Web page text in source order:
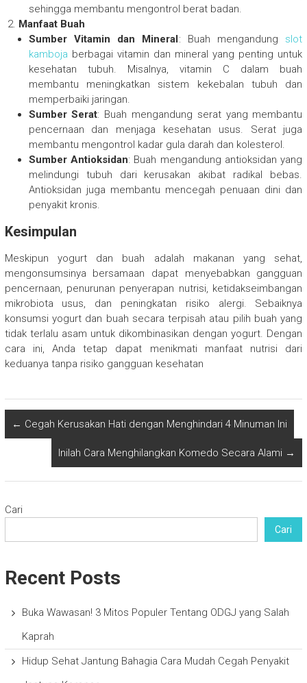
sehingga membantu mengontrol berat badan.
Manfaat Buah
Sumber Vitamin dan Mineral: Buah mengandung slot
kamboja berbagai vitamin dan mineral yang penting untuk
kesehatan tubuh. Misalnya, vitamin C dalam buah
membantu meningkatkan sistem kekebalan tubuh dan
memperbaiki jaringan.
Sumber Serat: Buah mengandung serat yang membantu
pencernaan dan menjaga kesehatan usus. Serat juga
membantu mengontrol kadar gula darah dan kolesterol.
Sumber Antioksidan: Buah mengandung antioksidan yang
melindungi tubuh dari kerusakan akibat radikal bebas.
Antioksidan juga membantu mencegah penuaan dini dan
penyakit kronis.
Kesimpulan
Meskipun yogurt dan buah adalah makanan yang sehat,
mengonsumsinya bersamaan dapat menyebabkan gangguan
pencernaan, penurunan penyerapan nutrisi, ketidakseimbangan
mikrobiota usus, dan peningkatan risiko alergi. Sebaiknya
konsumsi yogurt dan buah secara terpisah atau pilih buah yang
tidak terlalu asam untuk dikombinasikan dengan yogurt. Dengan
cara ini, Anda tetap dapat menikmati manfaat nutrisi dari
keduanya tanpa risiko gangguan kesehatan
← Cegah Kerusakan Hati dengan Menghindari 4 Minuman Ini
Inilah Cara Menghilangkan Komedo Secara Alami →
Cari
Cari
Recent Posts
Buka Wawasan! 3 Mitos Populer Tentang ODGJ yang Salah
Kaprah
Hidup Sehat Jantung Bahagia Cara Mudah Cegah Penyakit